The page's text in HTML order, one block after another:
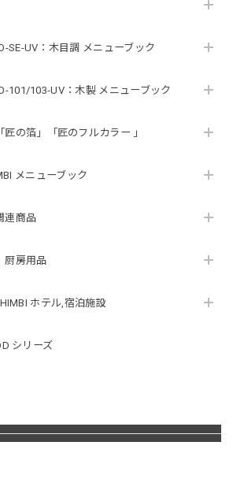
SE-UV：木目調 メニューブック
101/103-UV：木製 メニューブック
の箔」「匠のフルカラー 」
メニューブック
連商品
房用品
ホテル,宿泊施設
シリーズ